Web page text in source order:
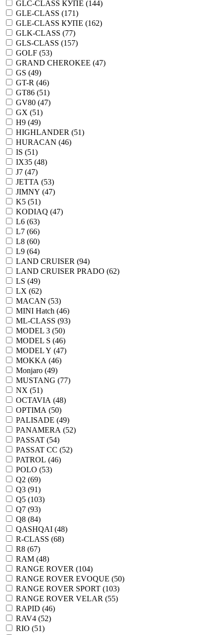
GLC-CLASS КУПЕ (144)
GLE-CLASS (171)
GLE-CLASS КУПЕ (162)
GLK-CLASS (77)
GLS-CLASS (157)
GOLF (53)
GRAND CHEROKEE (47)
GS (49)
GT-R (46)
GT86 (51)
GV80 (47)
GX (51)
H9 (49)
HIGHLANDER (51)
HURACAN (46)
IS (51)
IX35 (48)
J7 (47)
JETTA (53)
JIMNY (47)
K5 (51)
KODIAQ (47)
L6 (63)
L7 (66)
L8 (60)
L9 (64)
LAND CRUISER (94)
LAND CRUISER PRADO (62)
LS (49)
LX (62)
MACAN (53)
MINI Hatch (46)
ML-CLASS (93)
MODEL 3 (50)
MODEL S (46)
MODEL Y (47)
MOKKA (46)
Monjaro (49)
MUSTANG (77)
NX (51)
OCTAVIA (48)
OPTIMA (50)
PALISADE (49)
PANAMERA (52)
PASSAT (54)
PASSAT CC (52)
PATROL (46)
POLO (53)
Q2 (69)
Q3 (91)
Q5 (103)
Q7 (93)
Q8 (84)
QASHQAI (48)
R-CLASS (68)
R8 (67)
RAM (48)
RANGE ROVER (104)
RANGE ROVER EVOQUE (50)
RANGE ROVER SPORT (103)
RANGE ROVER VELAR (55)
RAPID (46)
RAV4 (52)
RIO (51)